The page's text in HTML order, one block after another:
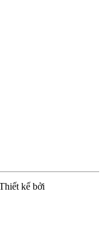
kế bởi